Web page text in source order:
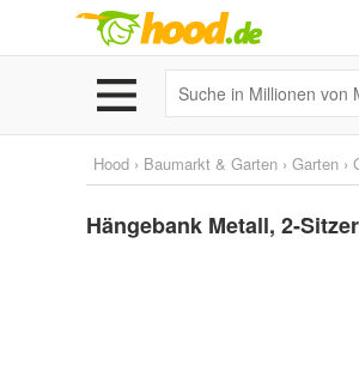
Hood › Baumarkt & Garten › Garten ›
Hängebank Metall, 2-